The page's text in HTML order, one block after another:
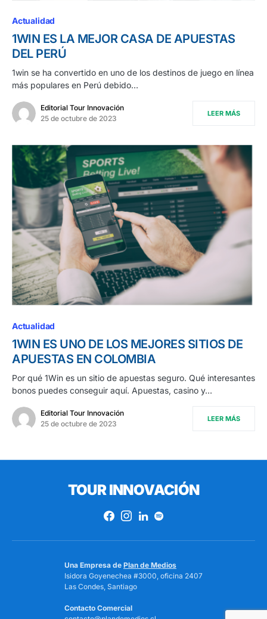
Actualidad
1WIN ES LA MEJOR CASA DE APUESTAS
DEL PERÚ
1win se ha convertido en uno de los destinos de juego en línea
más populares en Perú debido…
Editorial Tour Innovación
25 de octubre de 2023
LEER MÁS
Actualidad
1WIN ES UNO DE LOS MEJORES SITIOS DE
APUESTAS EN COLOMBIA
Por qué 1Win es un sitio de apuestas seguro. Qué interesantes
bonos puedes conseguir aquí. Apuestas, casino y…
Editorial Tour Innovación
25 de octubre de 2023
LEER MÁS
TOUR INNOVACIÓN
Una Empresa de Plan de Medios
Isidora Goyenechea #3000, oficina 2407
Las Condes, Santiago
Contacto Comercial